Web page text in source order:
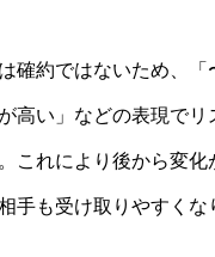
確約ではないため、「
高い」などの表現でリ
これにより後から変化
手も受け取りやすくな